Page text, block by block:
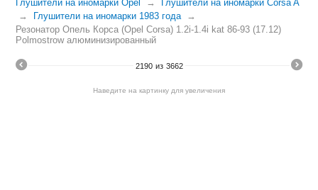
Глушители на иномарки Opel
Глушители на иномарки Corsa A
Глушители на иномарки 1983 года
Резонатор Опель Корса (Opel Corsa) 1.2i-1.4i kat 86-93 (17.12)
Polmostrow алюминизированный
2190 из 3662
Наведите на картинку для увеличения